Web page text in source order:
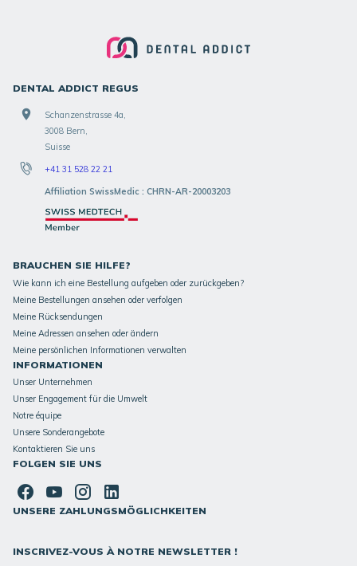
DENTAL ADDICT REGUS
Schanzenstrasse 4a,
3008 Bern,
Suisse
+41 31 528 22 21
Affiliation SwissMedic : CHRN-AR-20003203
BRAUCHEN SIE HILFE?
Wie kann ich eine Bestellung aufgeben oder zurückgeben?
Meine Bestellungen ansehen oder verfolgen
Meine Rücksendungen
Meine Adressen ansehen oder ändern
Meine persönlichen Informationen verwalten
INFORMATIONEN
Unser Unternehmen
Unser Engagement für die Umwelt
Notre équipe
Unsere Sonderangebote
Kontaktieren Sie uns
FOLGEN SIE UNS
UNSERE ZAHLUNGSMÖGLICHKEITEN
INSCRIVEZ-VOUS À NOTRE NEWSLETTER !